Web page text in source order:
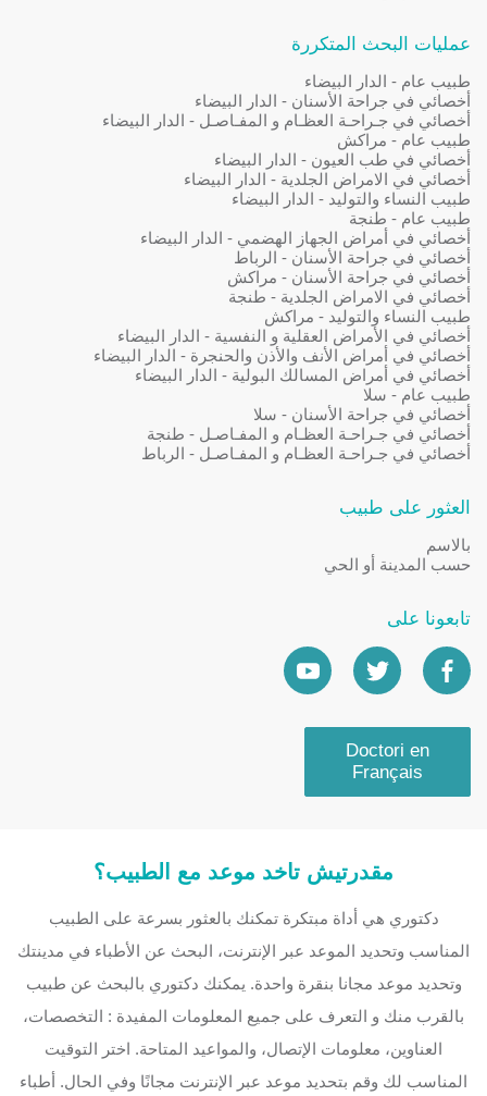
عمليات البحث المتكررة
طبيب عام - الدار البيضاء
أخصائي في جراحة الأسنان - الدار البيضاء
أخصائي في جـراحـة العظـام و المفـاصـل - الدار البيضاء
طبيب عام - مراكش
أخصائي في طب العيون - الدار البيضاء
أخصائي في الامراض الجلدية - الدار البيضاء
طبيب النساء والتوليد - الدار البيضاء
طبيب عام - طنجة
أخصائي في أمراض الجهاز الهضمي - الدار البيضاء
أخصائي في جراحة الأسنان - الرباط
أخصائي في جراحة الأسنان - مراكش
أخصائي في الامراض الجلدية - طنجة
طبيب النساء والتوليد - مراكش
أخصائي في الأمراض العقلية و النفسية - الدار البيضاء
أخصائي في أمراض الأنف والأذن والحنجرة - الدار البيضاء
أخصائي في أمراض المسالك البولية - الدار البيضاء
طبيب عام - سلا
أخصائي في جراحة الأسنان - سلا
أخصائي في جـراحـة العظـام و المفـاصـل - طنجة
أخصائي في جـراحـة العظـام و المفـاصـل - الرباط
العثور على طبيب
بالاسم
حسب المدينة أو الحي
تابعونا على
Doctori en
Français
مقدرتيش تاخد موعد مع الطبيب؟
دكتوري هي أداة مبتكرة تمكنك بالعثور بسرعة على الطبيب
المناسب وتحديد الموعد عبر الإنترنت، البحث عن الأطباء في مدينتك
وتحديد موعد مجانا بنقرة واحدة. يمكنك دكتوري بالبحث عن طبيب
بالقرب منك و التعرف على جميع المعلومات المفيدة : التخصصات،
العناوين، معلومات الإتصال، والمواعيد المتاحة. اختر التوقيت
المناسب لك وقم بتحديد موعد عبر الإنترنت مجانًا وفي الحال. أطباء